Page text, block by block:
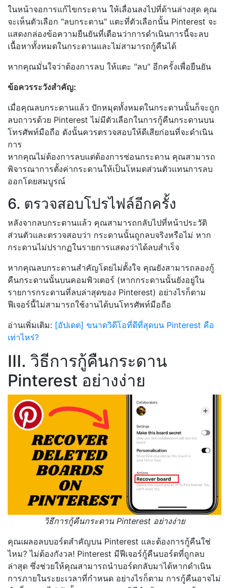
ในหน้าจอการแก้ไขกระดาน ให้เลื่อนลงไปที่ด้านล่างสุด คุณ
จะเห็นตัวเลือก "ลบกระดาน" แตะที่ตัวเลือกนั้น Pinterest จะ
แสดงกล่องข้อความยืนยันที่เตือนว่าการดำเนินการนี้จะลบ
เนื้อหาทั้งหมดในกระดานและไม่สามารถกู้คืนได้
หากคุณมั่นใจว่าต้องการลบ ให้แตะ "ลบ" อีกครั้งเพื่อยืนยัน
ข้อควรระวังสำคัญ:
เมื่อคุณลบกระดานแล้ว ปักหมุดทั้งหมดในกระดานนั้นก็จะถูก
ลบถาวรด้วย Pinterest ไม่มีตัวเลือกในการกู้คืนกระดานบน
โทรศัพท์มือถือ ดังนั้นควรตรวจสอบให้ดีเสียก่อนที่จะดำเนิน
การ
หากคุณไม่ต้องการลบแต่ต้องการซ่อนกระดาน คุณสามารถ
พิจารณาการตั้งค่ากระดานให้เป็นโหมดส่วนตัวแทนการลบ
ออกโดยสมบูรณ์
6. ตรวจสอบโปรไฟล์อีกครั้ง
หลังจากลบกระดานแล้ว คุณสามารถกลับไปที่หน้าประวัติ
ส่วนตัวและตรวจสอบว่า กระดานนั้นถูกลบจริงหรือไม่ หาก
กระดานไม่ปรากฏในรายการแสดงว่าได้ลบสำเร็จ
หากคุณลบกระดานสำคัญโดยไม่ตั้งใจ คุณยังสามารถลองกู้
คืนกระดานนั้นบนคอมพิวเตอร์ (หากกระดานนั้นยังอยู่ใน
รายการกระดานที่ลบล่าสุดของ Pinterest) อย่างไรก็ตาม
ฟีเจอร์นี้ไม่สามารถใช้งานได้บนโทรศัพท์มือถือ
อ่านเพิ่มเติม: [อัปเดต] ขนาดวิดีโอที่ดีที่สุดบน Pinterest คือ
เท่าไหร่?
III. วิธีการกู้คืนกระดาน
Pinterest อย่างง่าย
วิธีการกู้คืนกระดาน Pinterest อย่างง่าย
คุณเผลอลบบอร์ดสำคัญบน Pinterest และต้องการกู้คืนใช่
ไหม? ไม่ต้องกังวล! Pinterest มีฟีเจอร์กู้คืนบอร์ดที่ถูกลบ
ล่าสุด ซึ่งช่วยให้คุณสามารถนำบอร์ดกลับมาได้หากดำเนิน
การภายในระยะเวลาที่กำหนด อย่างไรก็ตาม การกู้คืนอาจไม่